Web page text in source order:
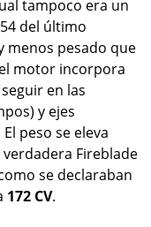
tampoco era un
del último
menos pesado que
motor incorpora
en las
y ejes
peso se eleva
Fireblade
se declaraban
172 CV.